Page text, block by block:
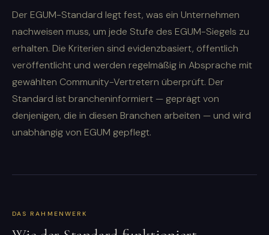
Der EGUM-Standard legt fest, was ein Unternehmen
nachweisen muss, um jede Stufe des EGUM-Siegels zu
erhalten. Die Kriterien sind evidenzbasiert, öffentlich
veröffentlicht und werden regelmäßig in Absprache mit
gewählten Community-Vertretern überprüft. Der
Standard ist brancheninformiert — geprägt von
denjenigen, die in diesen Branchen arbeiten — und wird
unabhängig von EGUM gepflegt.
DAS RAHMENWERK